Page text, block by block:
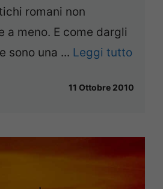
romani non
a meno. E come dargli
sono una ... Leggi tutto
11 Ottobre 2010